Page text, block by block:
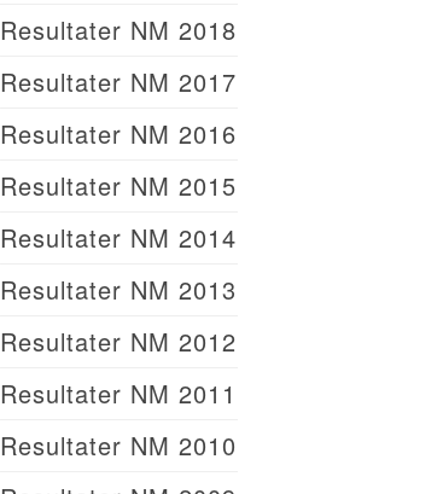
Resultater NM 2018
Resultater NM 2017
Resultater NM 2016
Resultater NM 2015
Resultater NM 2014
Resultater NM 2013
Resultater NM 2012
Resultater NM 2011
Resultater NM 2010